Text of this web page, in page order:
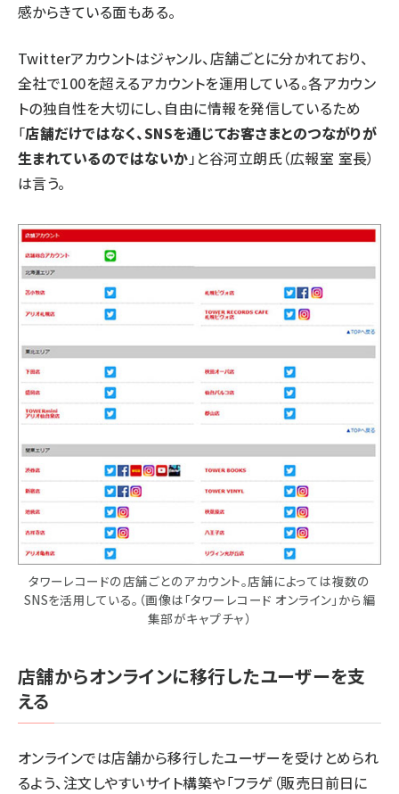
感からきている面もある。
Twitterアカウントはジャンル、店舗ごとに分かれており、
全社で100を超えるアカウントを運用している。各アカウン
トの独自性を大切にし、自由に情報を発信しているため
「店舗だけではなく、SNSを通じてお客さまとのつながりが
生まれているのではないか」と谷河立朗氏（広報室 室長）
は言う。
タワーレコードの店舗ごとのアカウント。店舗によっては複数の
SNSを活用している。（画像は「タワーレコード オンライン」から編
集部がキャプチャ）
店舗からオンラインに移行したユーザーを支
える
オンラインでは店舗から移行したユーザーを受けとめられ
るよう、注文しやすいサイト構築や「フラゲ（販売日前日に